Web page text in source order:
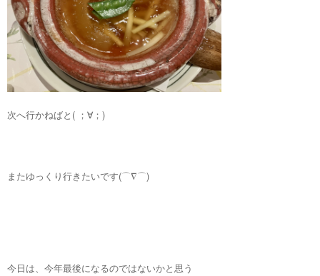
次へ行かねばと( ；∀；)
またゆっくり行きたいです(⌒∇⌒)
今日は、今年最後になるのではないかと思う